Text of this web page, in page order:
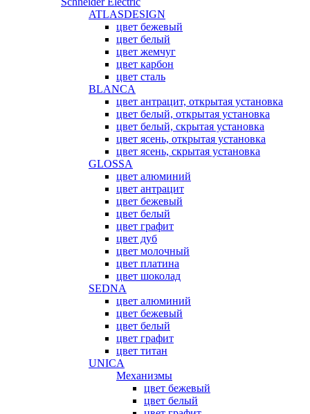
ATLASDESIGN
цвет бежевый
цвет белый
цвет жемчуг
цвет карбон
цвет сталь
BLANCA
цвет антрацит, открытая установка
цвет белый, открытая установка
цвет белый, скрытая установка
цвет ясень, открытая установка
цвет ясень, скрытая установка
GLOSSA
цвет алюминий
цвет антрацит
цвет бежевый
цвет белый
цвет графит
цвет дуб
цвет молочный
цвет платина
цвет шоколад
SEDNA
цвет алюминий
цвет бежевый
цвет белый
цвет графит
цвет титан
UNICA
Механизмы
цвет бежевый
цвет белый